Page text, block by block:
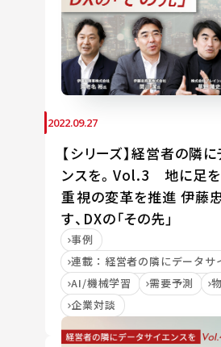
2022.09.27
【シリーズ】経営者の隣
ンスを。Vol.3 地に足を
重視の変革を推進 伊藤
す、DXの「その先」
事例
連載：経営者の隣にデータサ
AI/機械学習
需要予測
企業対談